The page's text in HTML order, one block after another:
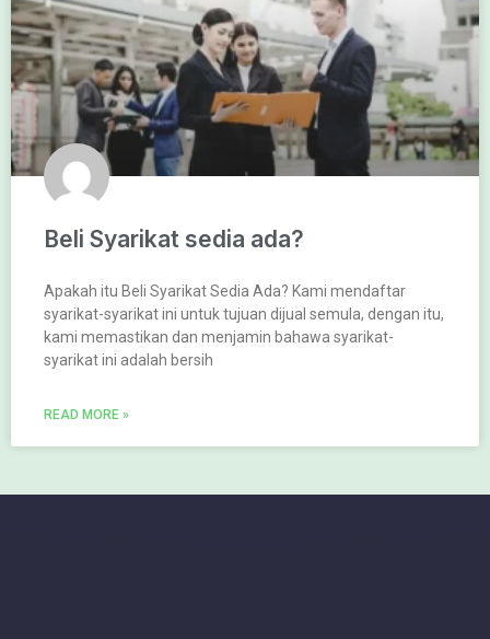
Beli Syarikat sedia ada?
Apakah itu Beli Syarikat Sedia Ada? Kami mendaftar
syarikat-syarikat ini untuk tujuan dijual semula, dengan itu,
kami memastikan dan menjamin bahawa syarikat-
syarikat ini adalah bersih
READ MORE »